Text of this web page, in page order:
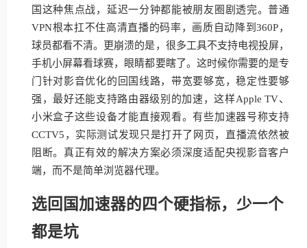
国这种焦点战，延迟一分钟都能被朋友圈剧透完。普通
VPN根本扛不住高清直播的码率，画质自动降到360P，
球员都看不清。更崩溃的是，很多工具不支持电视投屏，
手机小屏幕看球赛，眼睛都要瞎了。这时候你需要的是专
门针对影音优化的回国线路，带宽要够宽，稳定性要够
强，最好还能支持路由器级别的加速，这样Apple TV、
小米盒子这些设备才能直接观看。有些加速器号称支持
CCTV5，实际测试发现只是打开了网页，直播流依然被
阻断。真正有效的解决方案必须深度适配央视影音客户
端，而不是简单浏览器代理。
选回国加速器的四个硬指标，少一个
都是坑